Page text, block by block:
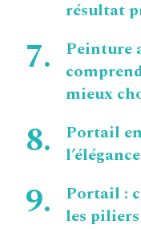
résultat
Peinture
mieux
Portail
Portail :
les